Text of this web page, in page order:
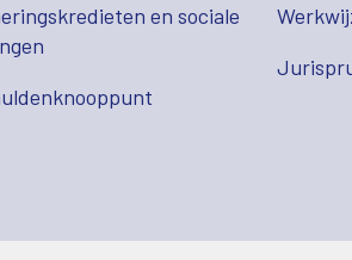
en sociale